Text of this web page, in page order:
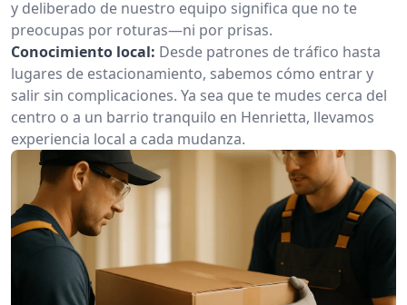
y deliberado de nuestro equipo significa que no te
preocupas por roturas—ni por prisas.
Conocimiento local: Desde patrones de tráfico hasta
lugares de estacionamiento, sabemos cómo entrar y
salir sin complicaciones. Ya sea que te mudes cerca del
centro o a un barrio tranquilo en Henrietta, llevamos
experiencia local a cada mudanza.